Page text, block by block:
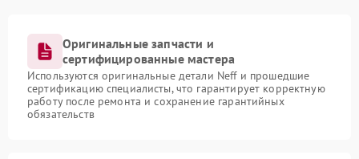
Оригинальные запчасти и
сертифицированные мастера
Используются оригинальные детали Neff и прошедшие
сертификацию специалисты, что гарантирует корректную
работу после ремонта и сохранение гарантийных
обязательств